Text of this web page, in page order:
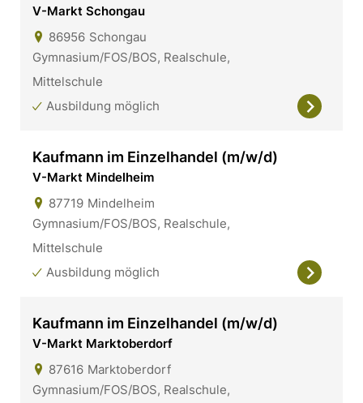
V-Markt Schongau
86956 Schongau
Gymnasium/FOS/BOS, Realschule,
Mittelschule
Ausbildung möglich
Kaufmann im Einzelhandel (m/w/d)
V-Markt Mindelheim
87719 Mindelheim
Gymnasium/FOS/BOS, Realschule,
Mittelschule
Ausbildung möglich
Kaufmann im Einzelhandel (m/w/d)
V-Markt Marktoberdorf
87616 Marktoberdorf
Gymnasium/FOS/BOS, Realschule,